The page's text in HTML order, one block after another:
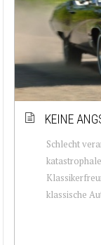
KEINE
Schlecht
klassische